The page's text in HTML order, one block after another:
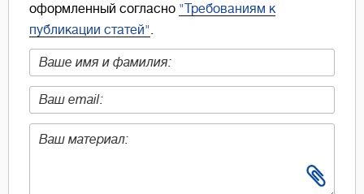
оформленный согласно "Требованиям к
публикации статей"